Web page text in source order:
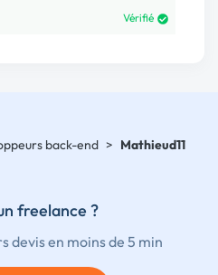
Vérifié
back-end > Mathieud11
freelance ?
devis en moins de 5 min